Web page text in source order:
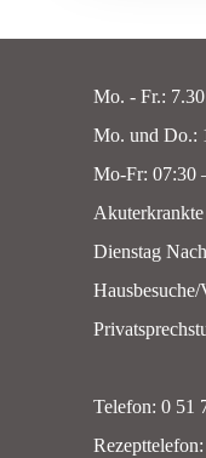
Mo. - Fr.:
Mo. und Do.:
Mo-Fr: 07:30
Akuterkrankte
Dienstag
Telefon: 0 51